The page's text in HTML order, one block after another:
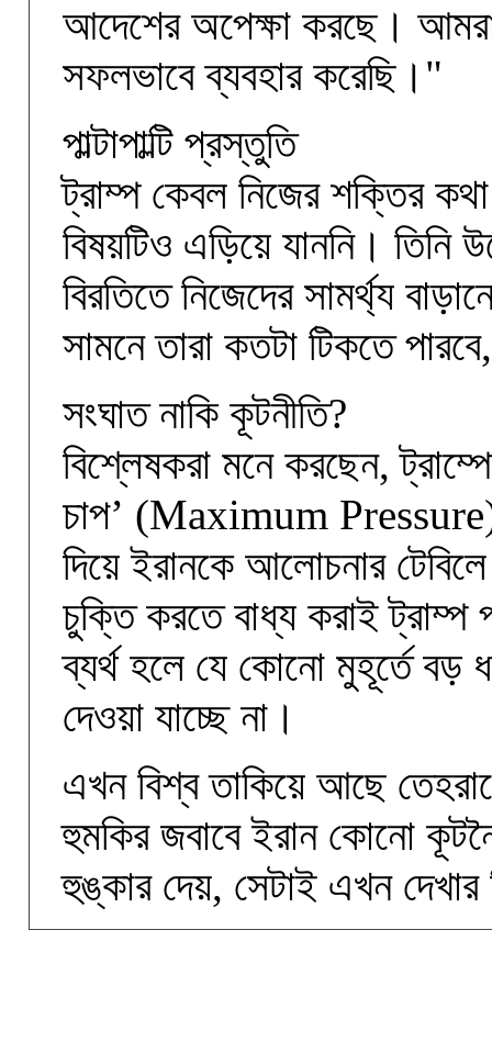
আদেশের অপেক্ষা করছে।
সফলভাবে ব্যবহার করেছি।"
পাল্টাপাল্টি প্রস্তুতি
ট্রাম্প কেবল নিজের শক্তির
বিষয়টিও এড়িয়ে যাননি।
বিরতিতে নিজেদের সামর্থ্য
সামনে তারা কতটা টিকতে
সংঘাত নাকি কূটনীতি?
বিশ্লেষকরা মনে করছেন,
চাপ’ (Maximum
দিয়ে ইরানকে আলোচনার টেবিলে
চুক্তি করতে বাধ্য করাই
ব্যর্থ হলে যে কোনো মুহূর্তে বড়
দেওয়া যাচ্ছে না।
এখন বিশ্ব তাকিয়ে আছে
হুমকির জবাবে ইরান কোনো
হুঙ্কার দেয়, সেটাই এখন